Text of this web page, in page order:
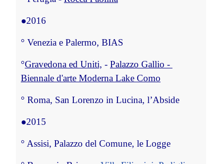
●2016
° Venezia e Palermo, BIAS
°Gravedona ed Uniti, - Palazzo Gallio -
Biennale d'arte Moderna Lake Como
° Roma, San Lorenzo in Lucina, l’Abside
●2015
° Assisi, Palazzo del Comune, le Logge